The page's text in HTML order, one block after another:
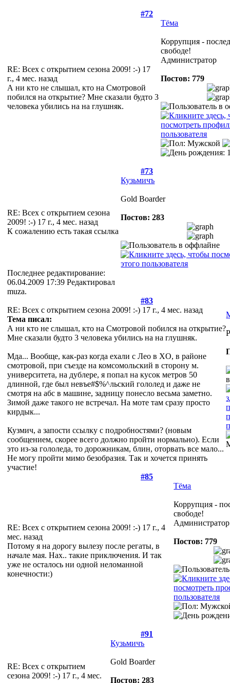
#72
RE: Всех с открытием сезона 2009! :-) 17
г., 4 мес. назад
А ни кто не слышал, кто на Смотровой
побился на открытие? Мне сказали будто 3
человека убились на на глушняк.
Тёма
Коррупция -
свободе!
Администратор
Постов: 779
#73
RE: Всех с открытием сезона
2009! :-) 17 г., 4 мес. назад
К сожалению есть такая ссылка
Кузьмичъ
Gold Boarder
Постов: 283
Последнее редактирование:
06.04.2009 17:39 Редактировал
muza.
#83
RE: Всех с открытием сезона 2009! :-) 17 г., 4 мес. назад
Тема писал:
А ни кто не слышал, кто на Смотровой побился на открытие?
Мне сказали будто 3 человека убились на на глушняк.
Мда... Вообще, как-раз когда ехали с Лео в XO, в районе
смотровой, при съезде на комсомольский в сторону м.
университета, на дублере, я попал на кусок метров 50
длинной, где был невъе#$%^льский гололед и даже не
смотря на абс в машине, задницу понесло весьма заметно.
Зимой даже такого не встречал. На моте там сразу просто
кирдык...
Кузмич, а запости ссылку с подробностями? (новым
сообщением, скорее всего должно пройти нормально). Если
это из-за гололеда, то дорожникам, блин, оторвать все мало...
Не могу пройти мимо безобразия. Так и хочется принять
участие!
#85
RE: Всех с открытием сезона 2009! :-) 17 г., 4
мес. назад
Потому я на дорогу вылезу после регаты, в
начале мая. Нах.. такие приключения. И так
уже не осталось ни одной неломанной
конечности:)
Тёма
Коррупция -
свободе!
Администратор
Постов: 779
#91
RE: Всех с открытием
сезона 2009! :-) 17 г., 4 мес.
Кузьмичъ
Gold Boarder
Постов: 283